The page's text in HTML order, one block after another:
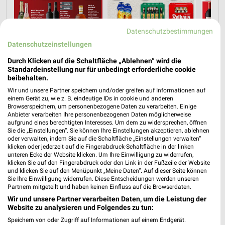
Jetzt alle "Spirituosen" Themen entdecken!
MEHR PROSPEKTE
weekli - Prospekte & Angebote App
Alle Kaufland Angebote immer griffbereit – mit der kostenlosen
Datenschutzbestimmungen
Datenschutzeinstellungen
Durch Klicken auf die Schaltfläche „Ablehnen“ wird die
Standardeinstellung nur für unbedingt erforderliche cookie
beibehalten.
Wir und unsere Partner speichern und/oder greifen auf Informationen auf
einem Gerät zu, wie z. B. eindeutige IDs in cookie und anderen
Browserspeichern, um personenbezogene Daten zu verarbeiten. Einige
Anbieter verarbeiten Ihre personenbezogenen Daten möglicherweise
aufgrund eines berechtigten Interesses. Um dem zu widersprechen, öffnen
Sie die „Einstellungen“. Sie können Ihre Einstellungen akzeptieren, ablehnen
oder verwalten, indem Sie auf die Schaltfläche „Einstellungen verwalten“
klicken oder jederzeit auf die Fingerabdruck-Schaltfläche in der linken
unteren Ecke der Website klicken. Um Ihre Einwilligung zu widerrufen,
klicken Sie auf den Fingerabdruck oder den Link in der Fußzeile der Website
und klicken Sie auf den Menüpunkt „Meine Daten“. Auf dieser Seite können
Sie Ihre Einwilligung widerrufen. Diese Entscheidungen werden unseren
Partnern mitgeteilt und haben keinen Einfluss auf die Browserdaten.
Wir und unsere Partner verarbeiten Daten, um die Leistung der
Website zu analysieren und Folgendes zu tun:
Speichern von oder Zugriff auf Informationen auf einem Endgerät.